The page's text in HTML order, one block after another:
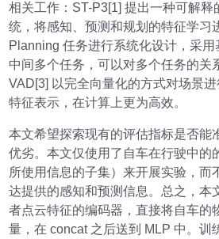
相关工作 ：ST-P3[1] 提出一种可解
统，将感知、预测和规划的特征学习
Planning 任务进行系统化设计，采
中间多个任务，可以对多个任务的关
VAD[3] 以完全向量化的方式对场景
特征表示，在计算上更为高效。
本文希望探索现有的评估指标是否能
优劣。本文仅使用了自车在行驶中的
所使用信息的子集）来开展实验，而
达提供的感知和预测信息。总之，本
者点云特征的编码器，直接将自车的
量，在 concat 之后送到 MLP 中。训